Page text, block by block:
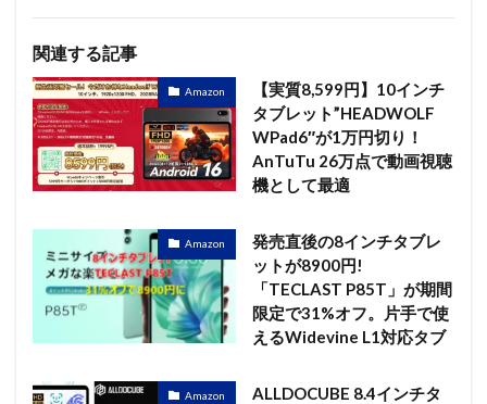
関連する記事
Amazon
【実質8,599円】10インチ
タブレット”HEADWOLF
WPad6″が1万円切り！
AnTuTu 26万点で動画視聴
機として最適
Amazon
発売直後の8インチタブレ
ットが8900円!
「TECLAST P85T」が期間
限定で31%オフ。片手で使
えるWidevine L1対応タブ
Amazon
ALLDOCUBE 8.4インチタ